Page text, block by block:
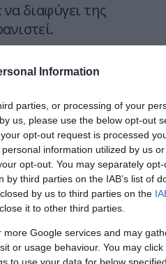
Information
parties, or processing of your
us, please use the below opt-out
opt-out request is processed
information utilized by us
opt-out. You may separately
third parties on the IAB’s list of
by us to third parties on the
it to other third parties.
Google services and may
or usage behaviour. You may
to use your data for below
διαφύγει της